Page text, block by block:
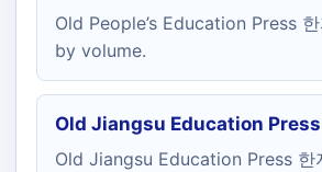
Old People’s Education Press
by volume.
Old Jiangsu Education Press
Old Jiangsu Education Press 한